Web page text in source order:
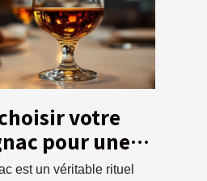
votre
pour une
optimale ?
est un véritable rituel